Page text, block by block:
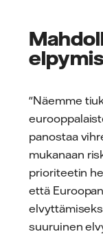
"Näemme
panostaa
mukanaan
prioriteetin
että
suuruinen